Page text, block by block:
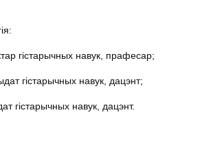
гістарычных навук, прафесар;
гістарычных навук, дацэнт;
гістарычных навук, дацэнт.